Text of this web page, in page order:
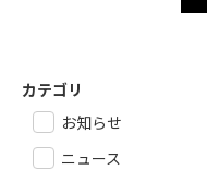
カテゴリ
お知らせ
ニュース